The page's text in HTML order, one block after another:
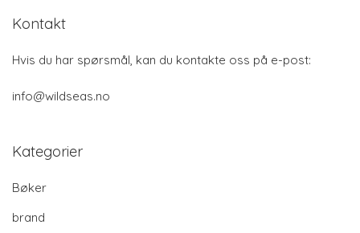
Kontakt
Hvis du har spørsmål, kan du kontakte oss på e-post:
info@wildseas.no
Kategorier
Bøker
brand